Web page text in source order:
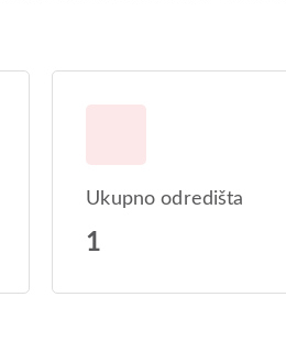
Ukupno odredišta
1